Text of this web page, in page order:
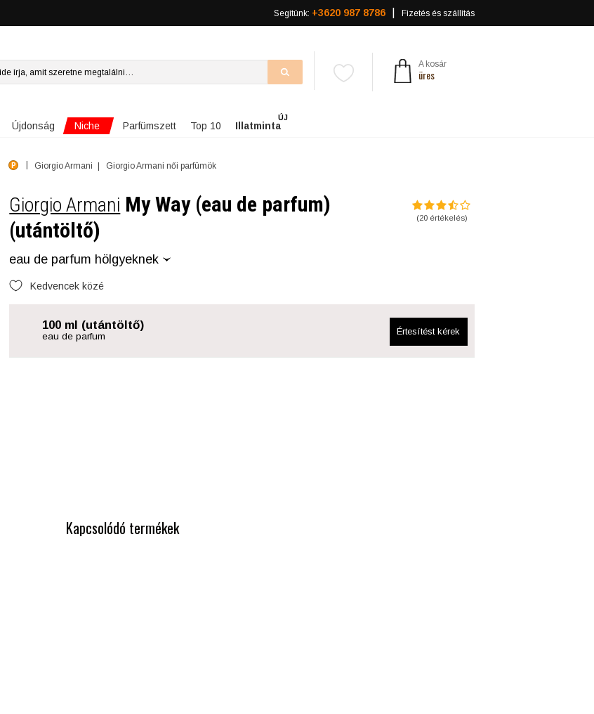
Segítünk: +3620 987 8786 Fizetés és szállítás
A kosár
üres
Újdonság Niche Parfümszett Top 10 Illatminta
ÚJ
Giorgio Armani Giorgio Armani női parfümök
Giorgio Armani My Way (eau de parfum)
(utántöltő)
eau de parfum hölgyeknek
Kedvencek közé
(20értékelés)
100 ml (utántöltő)
eau de parfum Értesítést kérek
Kapcsolódó termékek